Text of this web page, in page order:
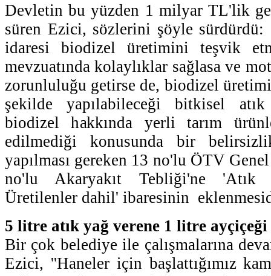
Devletin bu yüzden 1 milyar TL'lik
süren Ezici, sözlerini şöyle sürdürdü:
idaresi biodizel üretimini teşvik
mevzuatında kolaylıklar sağlasa ve
zorunluluğu getirse de, biodizel
şekilde yapılabileceği bitkisel
biodizel hakkında yerli tarım
edilmediği konusunda bir
yapılması gereken 13 no'lu ÖTV
no'lu Akaryakıt Tebliği'ne 'Atık
Üretilenler dahil' ibaresinin
5 litre atık yağ verene 1 litre ayçiçeği
Bir çok belediye ile çalışmalarına
Ezici, ''Haneler için başlattığımız